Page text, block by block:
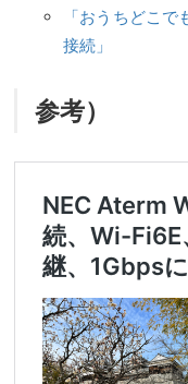
「おうちどこ
接続」
参考）